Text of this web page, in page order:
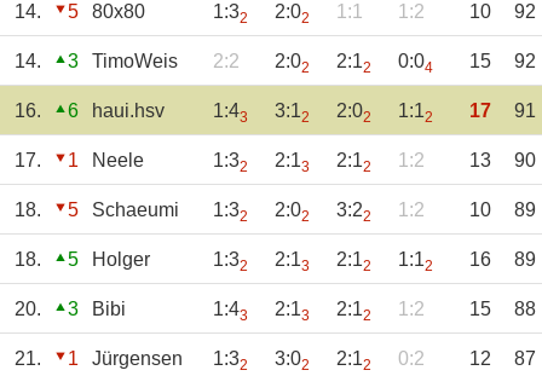
14. 5 80x80 1:32 2:02 1:1 1:2 10 92
14. 3 TimoWeis 2:2 2:02 2:12 0:04 15 92
16. 6 haui.hsv 1:43 3:12 2:02 1:12 17 91
17. 1 Neele 1:32 2:13 2:12 1:2 13 90
18. 5 Schaeumi 1:32 2:02 3:22 1:2 10 89
18. 5 Holger 1:32 2:13 2:12 1:12 16 89
20. 3 Bibi 1:43 2:13 2:12 1:2 15 88
21. 1 Jürgensen 1:32 3:02 2:12 0:2 12 87